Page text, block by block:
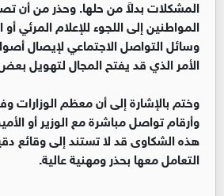
المشكلات بدلاً من حلها. وحذر من أن
المواطنين إلى اللجوء للإعلام المرئي
وسائل التواصل الاجتماعي لإيصال
الأمر الذي قد يفتح المجال لتهويل
وختم بالإشارة إلى أن معظم
وأرقام تواصل مباشرة مع الوزير أو
هذه الشكاوى قد لا تستند إلى وقائع
التعامل معها بحذر ومهنية عالية.